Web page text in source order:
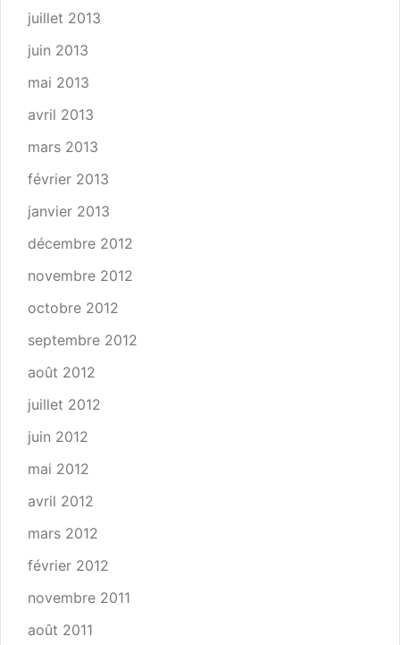
juillet 2013
juin 2013
mai 2013
avril 2013
mars 2013
février 2013
janvier 2013
décembre 2012
novembre 2012
octobre 2012
septembre 2012
août 2012
juillet 2012
juin 2012
mai 2012
avril 2012
mars 2012
février 2012
novembre 2011
août 2011